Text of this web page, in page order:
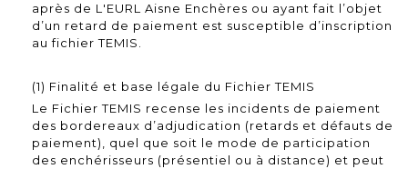
après de L'EURL Aisne Enchères ou ayant fait l’objet
d’un retard de paiement est susceptible d’inscription
au fichier TEMIS.
(1) Finalité et base légale du Fichier TEMIS
Le Fichier TEMIS recense les incidents de paiement
des bordereaux d’adjudication (retards et défauts de
paiement), quel que soit le mode de participation
des enchérisseurs (présentiel ou à distance) et peut